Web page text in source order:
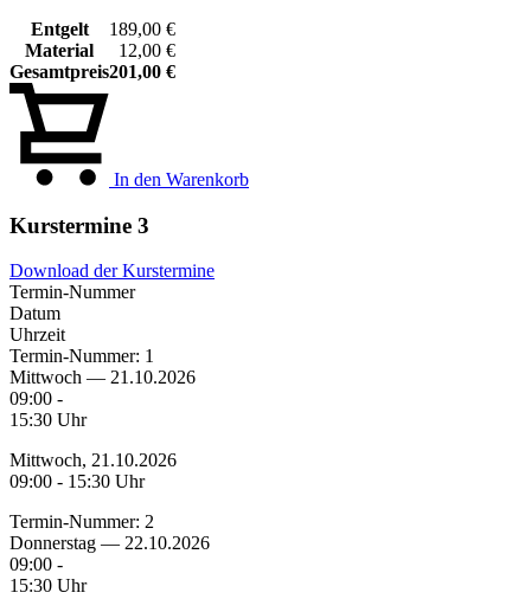
Entgelt
189,00 €
Material
12,00 €
Gesamtpreis201,00 €
In den Warenkorb
Kurstermine 3
Download der Kurstermine
Termin-Nummer
Datum
Uhrzeit
Termin-Nummer: 1
Mittwoch — 21.10.2026
09:00 -
15:30 Uhr
Mittwoch, 21.10.2026
09:00 - 15:30 Uhr
Termin-Nummer: 2
Donnerstag — 22.10.2026
09:00 -
15:30 Uhr